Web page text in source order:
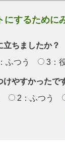
にするために
立ちましたか？
ふつう 3：
けやすかったで
2：ふつう